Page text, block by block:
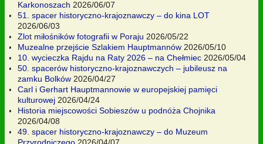
Karkonoszach 2026/06/07
51. spacer historyczno-krajoznawczy – do kina LOT
2026/06/03
Zlot miłośników fotografii w Poraju 2026/05/22
Muzealne przejście Szlakiem Hauptmannów 2026/05/10
10. wycieczka Rajdu na Raty 2026 – na Chełmiec 2026/05/04
50. spacerów historyczno-krajoznawczych – jubileusz na
zamku Bolków 2026/04/27
Carl i Gerhart Hauptmannowie w europejskiej pamięci
kulturowej 2026/04/24
Historia miejscowości Sobieszów u podnóża Chojnika
2026/04/08
49. spacer historyczno-krajoznawczy – do Muzeum
Przyrodniczego 2026/04/07